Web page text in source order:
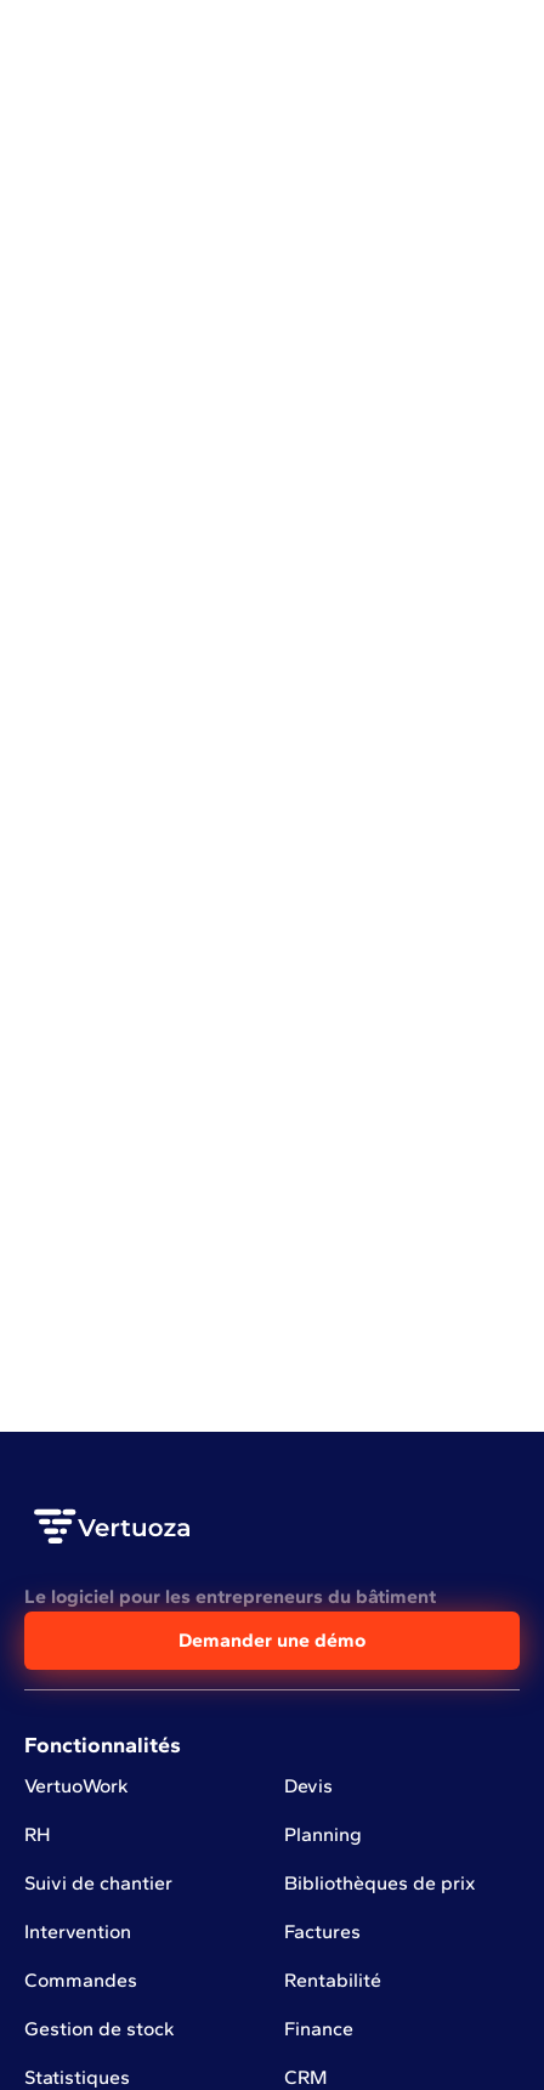
Le logiciel pour les entrepreneurs du bâtiment
Demander une démo
Fonctionnalités
VertuoWork Devis
RH Planning
Suivi de chantier Bibliothèques de prix
Intervention Factures
Commandes Rentabilité
Gestion de stock Finance
Statistiques CRM